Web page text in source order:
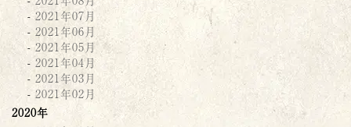
2021年07月
2021年06月
2021年05月
2021年04月
2021年03月
2021年02月
2020年